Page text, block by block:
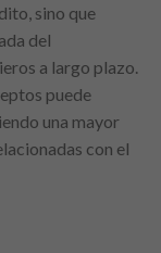
sino que
del
a largo plazo.
puede
una mayor
con el